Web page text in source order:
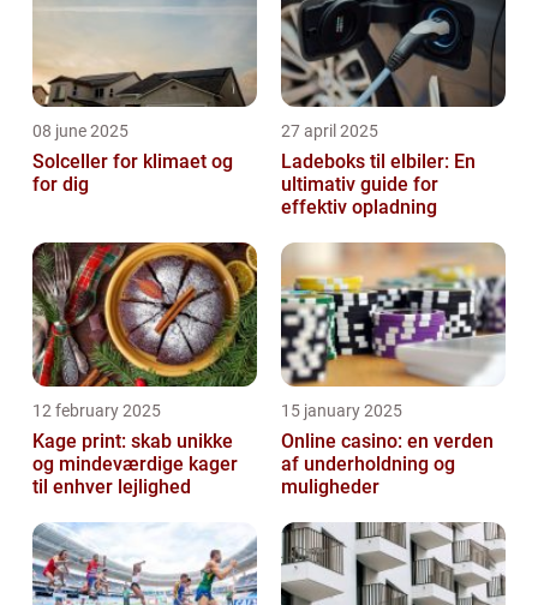
08 june 2025
Solceller for klimaet og
for dig
27 april 2025
Ladeboks til elbiler: En
ultimativ guide for
effektiv opladning
12 february 2025
Kage print: skab unikke
og mindeværdige kager
til enhver lejlighed
15 january 2025
Online casino: en verden
af underholdning og
muligheder